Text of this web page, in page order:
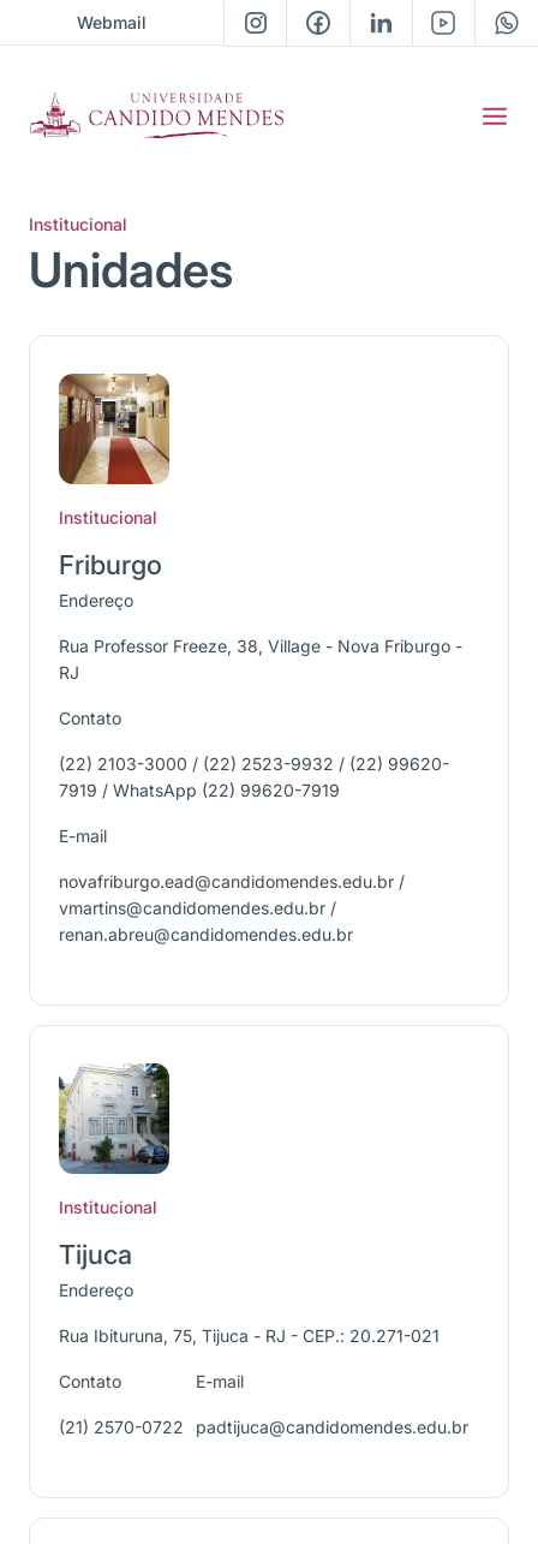
Webmail
Institucional
Unidades
Institucional
Friburgo
Endereço
Rua Professor Freeze, 38, Village - Nova Friburgo -
RJ
Contato
(22) 2103-3000 / (22) 2523-9932 / (22) 99620-
7919 / WhatsApp (22) 99620-7919
E-mail
novafriburgo.ead@candidomendes.edu.br /
vmartins@candidomendes.edu.br /
renan.abreu@candidomendes.edu.br
Institucional
Tijuca
Endereço
Rua Ibituruna, 75, Tijuca - RJ - CEP.: 20.271-021
Contato
(21) 2570-0722
E-mail
padtijuca@candidomendes.edu.br